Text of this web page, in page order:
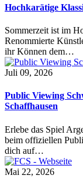
Hochkarätige
Sommerzeit ist im
Renommierte
ihr Können dem…
Juli 09, 2026
Public Viewing
Schaffhausen
Erlebe das Spiel
beim offiziellen
dich auf…
Mai 22, 2026